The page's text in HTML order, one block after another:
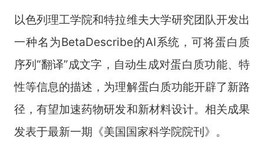
以色列理工学院和特拉维夫大学研究团队开发出
一种名为BetaDescribe的AI系统，可将蛋白质
序列“翻译”成文字，自动生成对蛋白质功能、特
性等信息的描述，为理解蛋白质功能开辟了新路
径，有望加速药物研发和新材料设计。相关成果
发表于最新一期《美国国家科学院院刊》。